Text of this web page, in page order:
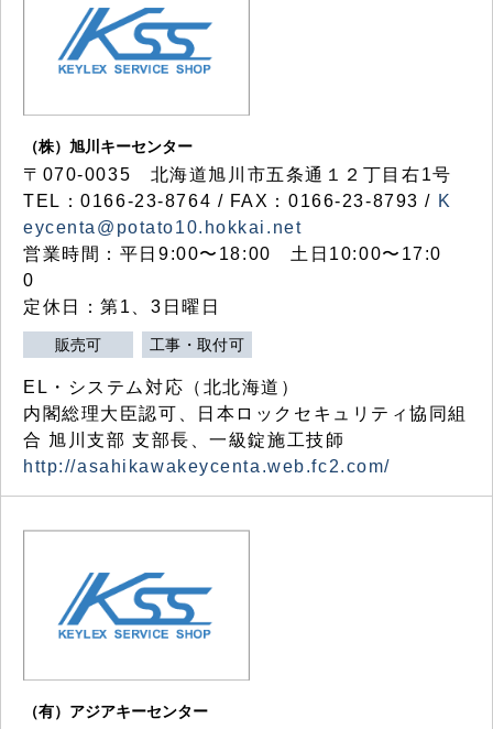
（株）旭川キーセンター
〒070-0035 北海道旭川市五条通１２丁目右1号
TEL：0166-23-8764 / FAX：0166-23-8793 / K
eycenta@potato10.hokkai.net
営業時間：平日9:00〜18:00 土日10:00〜17:0
0
定休日：第1、3日曜日
販売可 工事・取付可
EL・システム対応（北北海道）
内閣総理大臣認可、日本ロックセキュリティ協同組
合 旭川支部 支部長、一級錠施工技師
http://asahikawakeycenta.web.fc2.com/
（有）アジアキーセンター